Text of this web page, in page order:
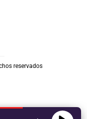
reservados